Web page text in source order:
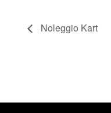
Noleggio Kart